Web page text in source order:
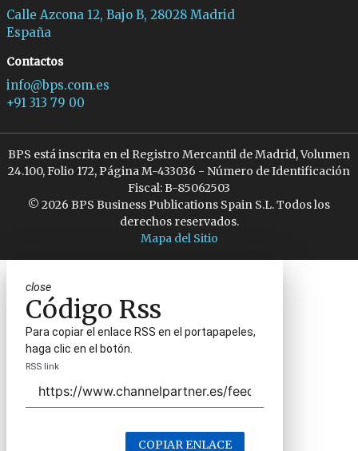
Calle Azcona 12, Bajo B, 28028 Madrid
España
Contactos
info@bps.com.es
+91 313 79 00
BPS está inscrita en el Registro Mercantil de Madrid, Volumen
24.100, Folio 172, Página M-433036 - Número de Identificación
Fiscal: B-85062503
© 2026 BPS Business Publications Spain S.L. Todos los
derechos reservados.
Mapa del Sitio
close
Código Rss
Para copiar el enlace RSS en el portapapeles,
haga clic en el botón.
RSS link
COPIAR ENLACE